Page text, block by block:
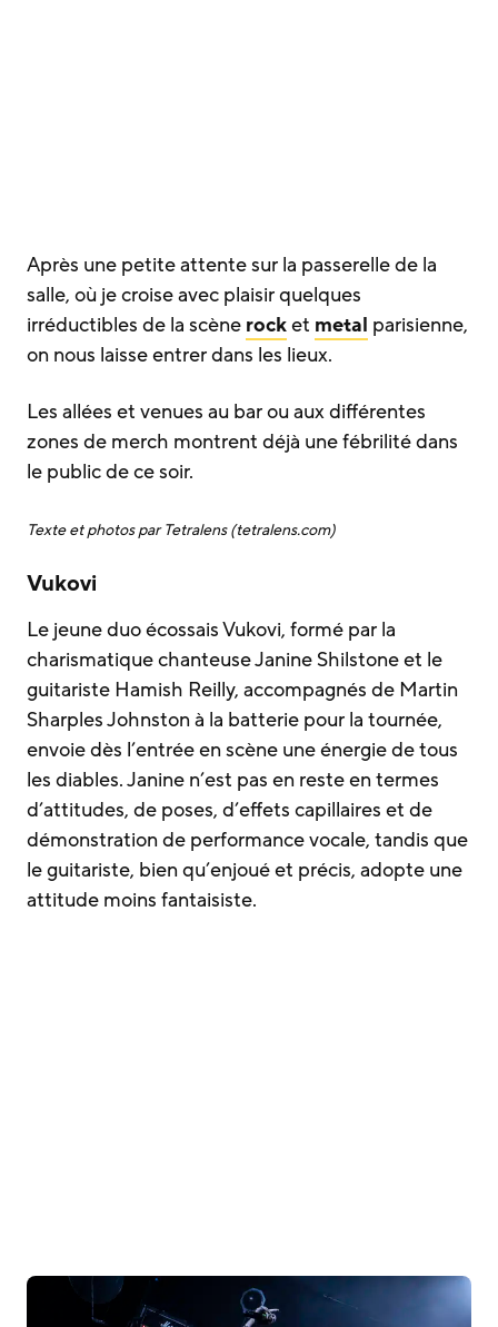
Après une petite attente sur la passerelle de la
salle, où je croise avec plaisir quelques
irréductibles de la scène rocket metal parisienne,
on nous laisse entrer dans les lieux.
Les allées et venues au bar ou aux différentes
zones de merch montrent déjà une fébrilité dans
le public de ce soir.
Texte et photos par Tetralens (tetralens.com)
Vukovi
Le jeune duo écossais Vukovi, formé par la
charismatique chanteuse Janine Shilstone et le
guitariste Hamish Reilly, accompagnés de Martin
Sharples Johnston à la batterie pour la tournée,
envoie dès l’entrée en scène une énergie de tous
les diables. Janine n’est pas en reste en termes
d’attitudes, de poses, d’effets capillaires et de
démonstration de performance vocale, tandis que
le guitariste, bien qu’enjoué et précis, adopte une
attitude moins fantaisiste.